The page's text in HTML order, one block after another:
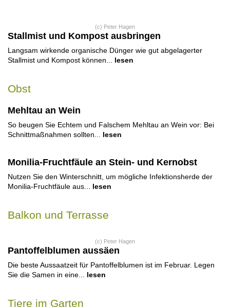
(c) Peter Hagen
Stallmist und Kompost ausbringen
Langsam wirkende organische Dünger wie gut abgelagerter
Stallmist und Kompost können...
lesen
Obst
Mehltau an Wein
So beugen Sie Echtem und Falschem Mehltau an Wein vor: Bei
Schnittmaßnahmen sollten...
lesen
Monilia-Fruchtfäule an Stein- und Kernobst
Nutzen Sie den Winterschnitt, um mögliche Infektionsherde der
Monilia-Fruchtfäule aus...
lesen
Balkon und Terrasse
(c) Peter Hagen
Pantoffelblumen aussäen
Die beste Aussaatzeit für Pantoffelblumen ist im Februar. Legen
Sie die Samen in eine...
lesen
Tiere im Garten